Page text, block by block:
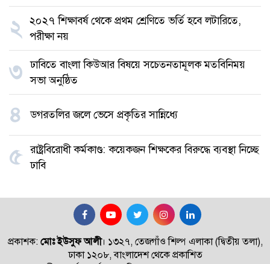
২ ২০২৭ শিক্ষাবর্ষ থেকে প্রথম শ্রেণিতে ভর্তি হবে লটারিতে,
পরীক্ষা নয়
৩ ঢাবিতে বাংলা কিউআর বিষয়ে সচেতনতামূলক মতবিনিময়
সভা অনুষ্ঠিত
৪ ডগরতলির জলে ভেসে প্রকৃতির সান্নিধ্যে
৫ রাষ্ট্রবিরোধী কর্মকাণ্ড: কয়েকজন শিক্ষকের বিরুদ্ধে ব্যবস্থা নিচ্ছে
ঢাবি
প্রকাশক:মোঃ ইউসুফ আলী। ১৩২৭, তেজগাঁও শিল্প এলাকা (দ্বিতীয় তলা),
ঢাকা ১২০৮, বাংলাদেশ থেকে প্রকাশিত